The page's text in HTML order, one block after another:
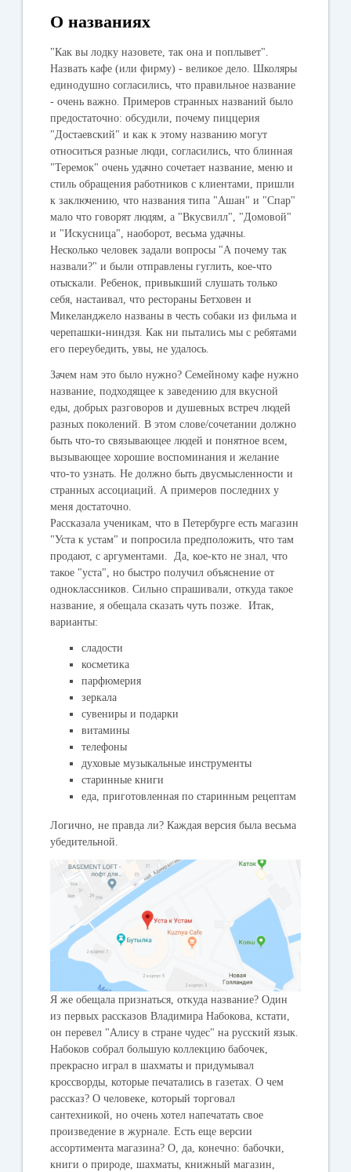
О названиях
"Как вы лодку назовете, так она и поплывет".
Назвать кафе (или фирму) - великое дело. Школяры
единодушно согласились, что правильное название
- очень важно. Примеров странных названий было
предостаточно: обсудили, почему пиццерия
"Достаевский" и как к этому названию могут
относиться разные люди, согласились, что блинная
"Теремок" очень удачно сочетает название, меню и
стиль обращения работников с клиентами, пришли
к заключению, что названия типа "Ашан" и "Спар"
мало что говорят людям, а "Вкусвилл", "Домовой"
и "Искусница", наоборот, весьма удачны.
Несколько человек задали вопросы "А почему так
назвали?" и были отправлены гуглить, кое-что
отыскали. Ребенок, привыкший слушать только
себя, настаивал, что рестораны Бетховен и
Микеланджело названы в честь собаки из фильма и
черепашки-ниндзя. Как ни пытались мы с ребятами
его переубедить, увы, не удалось.
Зачем нам это было нужно? Семейному кафе нужно
название, подходящее к заведению для вкусной
еды, добрых разговоров и душевных встреч людей
разных поколений. В этом слове/сочетании должно
быть что-то связывающее людей и понятное всем,
вызывающее хорошие воспоминания и желание
что-то узнать. Не должно быть двусмысленности и
странных ассоциаций. А примеров последних у
меня достаточно.
Рассказала ученикам, что в Петербурге есть магазин
"Уста к устам" и попросила предположить, что там
продают, с аргументами. Да, кое-кто не знал, что
такое "уста", но быстро получил объяснение от
одноклассников. Сильно спрашивали, откуда такое
название, я обещала сказать чуть позже. Итак,
варианты:
сладости
косметика
парфюмерия
зеркала
сувениры и подарки
витамины
телефоны
духовые музыкальные инструменты
старинные книги
еда, приготовленная по старинным рецептам
Логично, не правда ли? Каждая версия была весьма
убедительной.
Я же обещала признаться, откуда название? Один
из первых рассказов Владимира Набокова, кстати,
он перевел "Алису в стране чудес" на русский язык.
Набоков собрал большую коллекцию бабочек,
прекрасно играл в шахматы и придумывал
кроссворды, которые печатались в газетах. О чем
рассказ? О человеке, который торговал
сантехникой, но очень хотел напечатать свое
произведение в журнале. Есть еще версии
ассортимента магазина? О, да, конечно: бабочки,
книги о природе, шахматы, книжный магазин,